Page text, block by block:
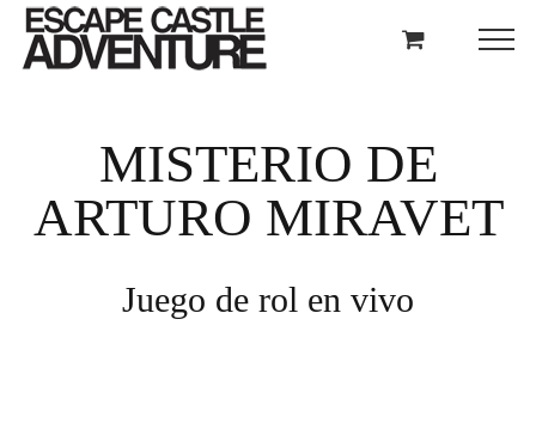
Skip
content
MISTERIO DE
ARTURO MIRAVET
Juego de rol en vivo